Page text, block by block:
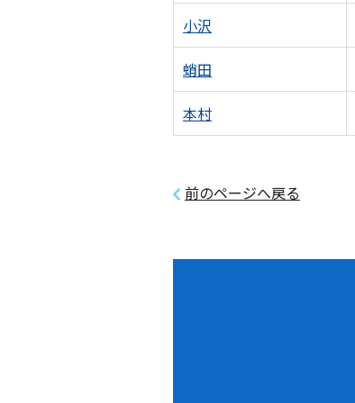
小沢
蛸田
本村
前のページへ戻る